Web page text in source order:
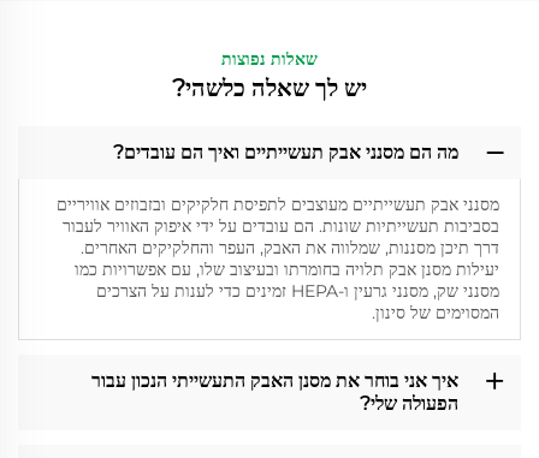
שאלות נפוצות
יש לך שאלה כלשהי?
מה הם מסנני אבק תעשייתיים ואיך הם עובדים?
מסנני אבק תעשייתיים מעוצבים לתפיסת חלקיקים ובזבוזים אוויריים
בסביבות תעשייתיות שונות. הם עובדים על ידי איפוק האוויר לעבור
דרך תיכן מסננות, שמלווה את האבק, העפר והחלקיקים האחרים.
יעילות מסנן אבק תלויה בחומרתו ובעיצוב שלו, עם אפשרויות כמו
מסנני שק, מסנני גרעין ו-HEPA זמינים כדי לענות על הצרכים
המסוימים של סינון.
איך אני בוחר את מסנן האבק התעשייתי הנכון עבור
הפעולה שלי?